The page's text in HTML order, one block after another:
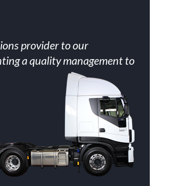
provider to our
a quality management to